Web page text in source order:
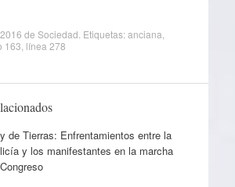
de Sociedad . Etiquetas:anciana
163 línea 278
de Tierras: Enfrentamientos entre la
y los manifestantes en la marcha